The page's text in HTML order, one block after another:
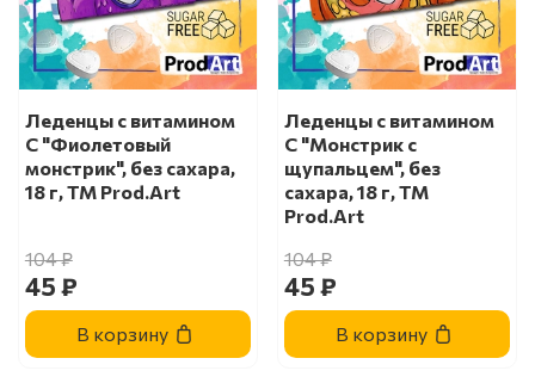
Леденцы с витамином
С "Фиолетовый
монстрик", без сахара,
18 г, ТМ Prod.Art
104 ₽
45 ₽
В корзину
Леденцы с витамином
С "Монстрик с
щупальцем", без
сахара, 18 г, ТМ
Prod.Art
104 ₽
45 ₽
В корзину